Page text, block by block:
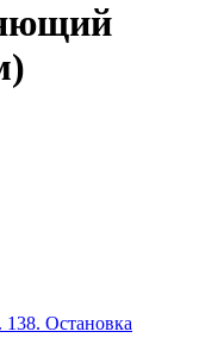
138. Остановка